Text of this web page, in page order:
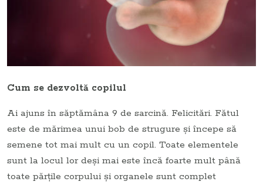
Cum se dezvoltă copilul
Ai ajuns în săptămâna 9 de sarcină. Felicitări. Fătul
este de mărimea unui bob de strugure şi începe să
semene tot mai mult cu un copil. Toate elementele
sunt la locul lor deşi mai este încă foarte mult până
toate părţile corpului şi organele sunt complet